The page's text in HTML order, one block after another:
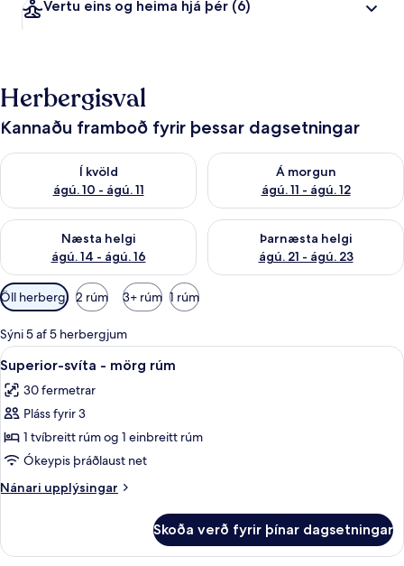
Vertu eins og heima hjá þér (6)
Herbergisval
Kannaðu framboð fyrir þessar dagsetningar
Í kvöld
ágú. 10 - ágú. 11
Athuga framboð í kvöld ágú. 10 - ágú. 11
Á morgun
ágú. 11 - ágú. 12
Athuga framboð á morgun
Næsta helgi
ágú. 14 - ágú. 16
Athuga framboð næstu helgi ágú. 14 - ágú. 16
Þarnæsta helgi
ágú. 21 - ágú. 23
Athuga framboð þarnæstu
Síur
í
boði
fyrir
herbergi
Öll herbergi 2 rúm 3+ rúm 1 rúm
Sýni 5 af 5 herbergjum
Skoða
allar
myndir
fyrir
Superior-
svíta
-
mörg
Rúmföt af bestu gerð, míníbar,
6
Superior-svíta - mörg rúm
30 fermetrar
Pláss fyrir 3
1 tvíbreitt rúm og 1 einbreitt rúm
Ókeypis þráðlaust net
Nánari upplýsingar
Nánari
svíta
Skoða verð fyrir þínar dagsetningar